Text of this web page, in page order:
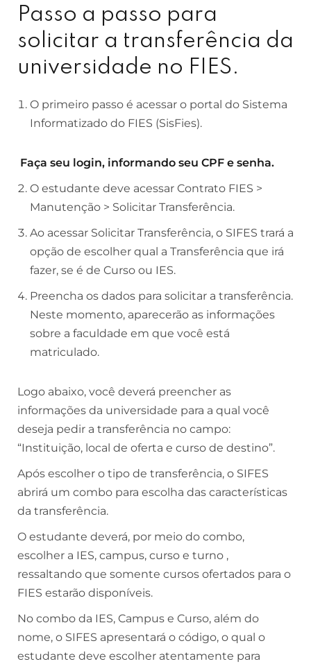
Passo a passo para
solicitar a transferência da
universidade no FIES.
O primeiro passo é acessar o portal do Sistema
Informatizado do FIES (SisFies).
Faça seu login, informando seu CPF e senha.
O estudante deve acessar Contrato FIES >
Manutenção > Solicitar Transferência.
Ao acessar Solicitar Transferência, o SIFES trará a
opção de escolher qual a Transferência que irá
fazer, se é de Curso ou IES.
Preencha os dados para solicitar a transferência.
Neste momento, aparecerão as informações
sobre a faculdade em que você está
matriculado.
Logo abaixo, você deverá preencher as
informações da universidade para a qual você
deseja pedir a transferência no campo:
“Instituição, local de oferta e curso de destino”.
Após escolher o tipo de transferência, o SIFES
abrirá um combo para escolha das características
da transferência.
O estudante deverá, por meio do combo,
escolher a IES, campus, curso e turno ,
ressaltando que somente cursos ofertados para o
FIES estarão disponíveis.
No combo da IES, Campus e Curso, além do
nome, o SIFES apresentará o código, o qual o
estudante deve escolher atentamente para